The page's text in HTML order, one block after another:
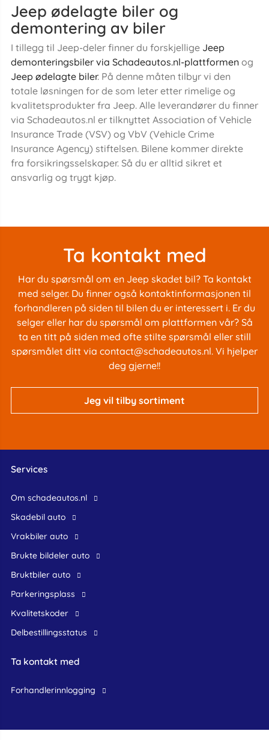
Jeep ødelagte biler og
demontering av biler
I tillegg til Jeep-deler finner du forskjellige Jeep
demonteringsbiler via Schadeautos.nl-plattformenog
Jeep ødelagte biler. På denne måten tilbyr vi den
totale løsningen for de som leter etter rimelige og
kvalitetsprodukter fra Jeep. Alle leverandører du finner
via Schadeautos.nl er tilknyttet Association of Vehicle
Insurance Trade (VSV) og VbV (Vehicle Crime
Insurance Agency) stiftelsen. Bilene kommer direkte
fra forsikringsselskaper. Så du er alltid sikret et
ansvarlig og trygt kjøp.
Ta kontakt med
Har du spørsmål om en Jeep skadet bil? Ta kontakt
med selger. Du finner også kontaktinformasjonen til
forhandleren på siden til bilen du er interessert i. Er du
selger eller har du spørsmål om plattformen vår? Så
ta en titt på siden med ofte stilte spørsmål eller still
spørsmålet ditt via contact@schadeautos.nl. Vi hjelper
deg gjerne!!
Jeg vil tilby sortiment
Services
Om schadeautos.nl
skadebil auto
Vrakbiler auto
Brukte bildeler auto
bruktbiler auto
Parkeringsplass
Kvalitetskoder
Delbestillingsstatus
Ta kontakt med
forhandlerinnlogging